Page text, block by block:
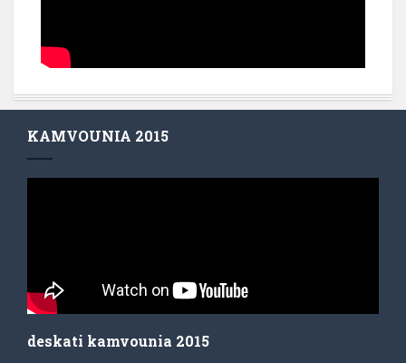
KAMVOUNIA 2015
deskati kamvounia 2015